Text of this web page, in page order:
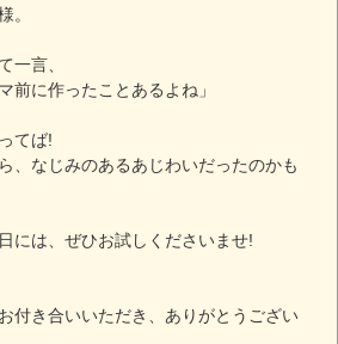
。
一言、
前に作ったことあるよね」
てば!
、なじみのあるあじわいだったのかも
には、ぜひお試しくださいませ!
付き合いいただき、ありがとうござい